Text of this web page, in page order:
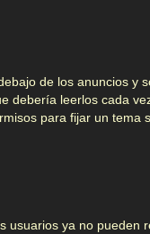
de los anuncios y
debería leerlos cada
para fijar un tema
usuarios ya no pueden